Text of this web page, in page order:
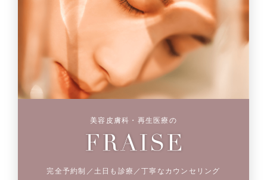
美容皮膚科・再生医療の
完全予約制／土日も診療／丁寧なカウンセリング